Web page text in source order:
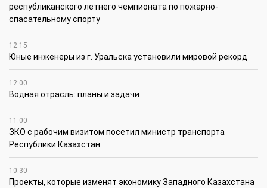
республиканского летнего чемпионата по пожарно-
спасательному спорту
12:15
Юные инженеры из г. Уральска установили мировой рекорд
12:00
Водная отрасль: планы и задачи
11:00
ЗКО с рабочим визитом посетил министр транспорта
Республики Казахстан
10:30
Проекты, которые изменят экономику Западного Казахстана